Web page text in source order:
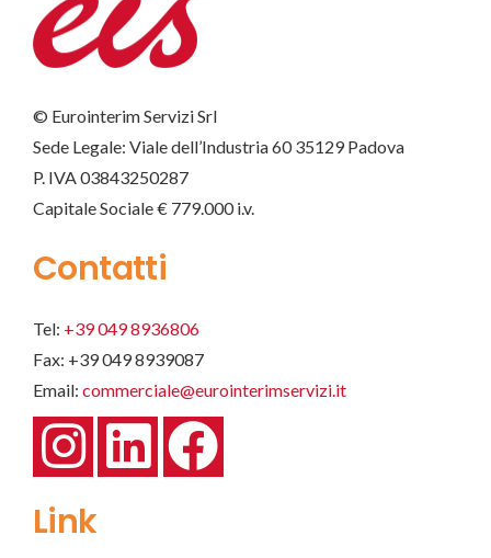
© Eurointerim Servizi Srl
Sede Legale: Viale dell’Industria 60 35129 Padova
P. IVA 03843250287
Capitale Sociale € 779.000 i.v.
Contatti
Tel: +39 049 8936806
Fax: +39 049 8939087
Email: commerciale@eurointerimservizi.it
Link